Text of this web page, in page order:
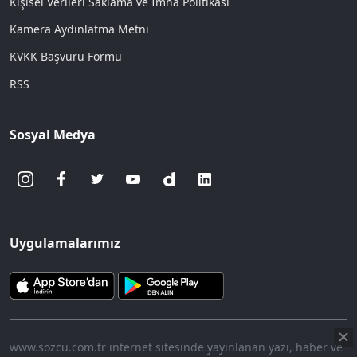
Kamera Aydınlatma Metni
KVKK Başvuru Formu
RSS
Sosyal Medya
Uygulamalarımız
www.sozcu.com.tr internet sitesinde yayınlanan yazı, haber ve